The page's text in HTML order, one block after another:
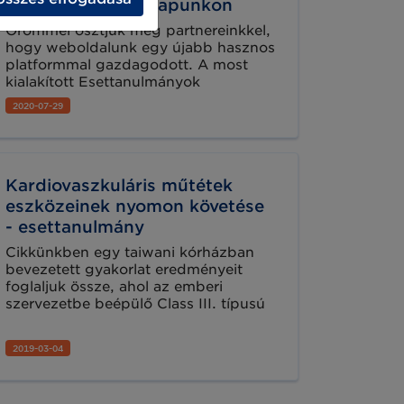
mutatunk be honlapunkon
Örömmel osztjuk meg partnereinkkel,
hogy weboldalunk egy újabb hasznos
platformmal gazdagodott. A most
kialakított Esettanulmányok
oldalunkon folyamatosan fogjuk
közzétenni magyar nyelven a
egy szabványalkalmazás
előkészületeit, bevezetését, valamint
az elért eredményeket.
2020-07-29
Kardiovaszkuláris műtétek
eszközeinek nyomon követése
- esettanulmány
Cikkünkben egy taiwani kórházban
bevezetett gyakorlat eredményeit
foglaljuk össze, ahol az emberi
szervezetbe beépülő Class III. típusú
UDI (Unique Device Identification,
Egyedi eszközazonosítás) rendszer
2019-03-04